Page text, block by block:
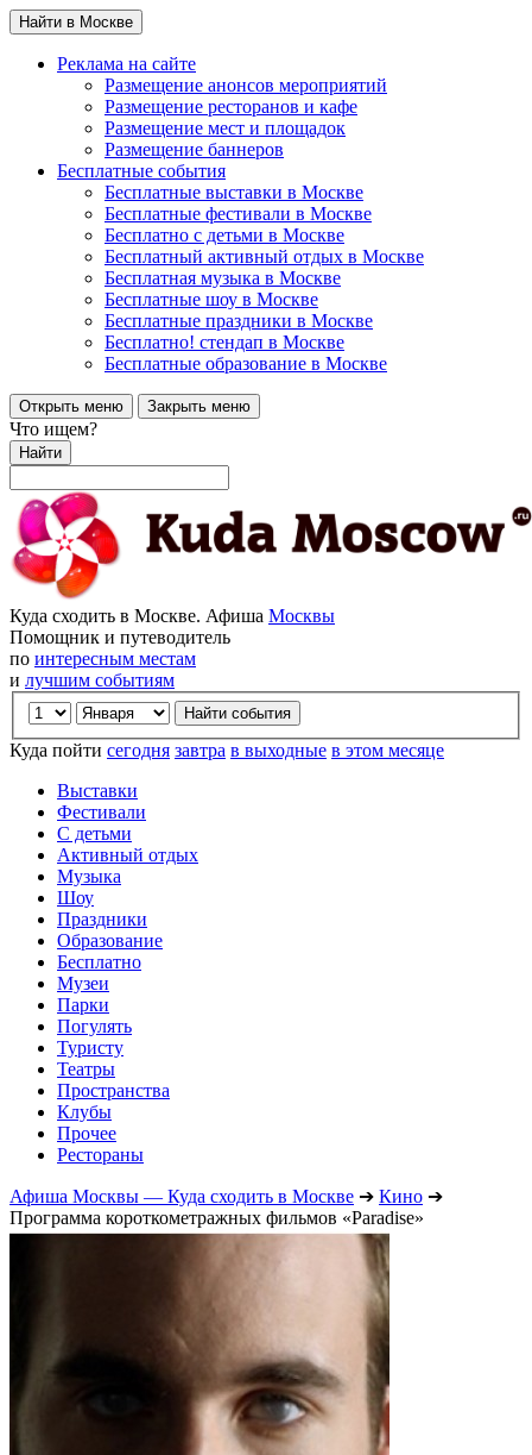
Найти в Москве
Реклама на сайте
Размещение анонсов мероприятий
Размещение ресторанов и кафе
Размещение мест и площадок
Размещение баннеров
Бесплатные события
Бесплатные выставки в Москве
Бесплатные фестивали в Москве
Бесплатно с детьми в Москве
Бесплатный активный отдых в Москве
Бесплатная музыка в Москве
Бесплатные шоу в Москве
Бесплатные праздники в Москве
Бесплатно! стендап в Москве
Бесплатные образование в Москве
Открыть меню Закрыть меню
Что ищем?
Найти
Куда сходить в Москве. Афиша Москвы
Помощник и путеводитель
по интересным местам
и лучшим событиям
Куда пойти сегодня завтра в выходные в этом месяце
Выставки
Фестивали
С детьми
Активный отдых
Музыка
Шоу
Праздники
Образование
Бесплатно
Музеи
Парки
Погулять
Туристу
Театры
Пространства
Клубы
Прочее
Рестораны
Афиша Москвы — Куда сходить в Москве ➔ Кино ➔
Программа короткометражных фильмов «Paradise»